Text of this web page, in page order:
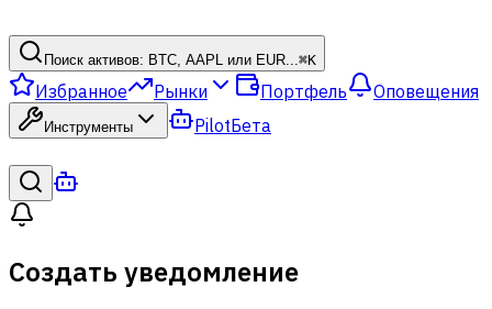
Поиск активов: BTC, AAPL или EUR...⌘K
Избранное Рынки Портфель Оповещения
Инструменты PilotБета
Создать уведомление